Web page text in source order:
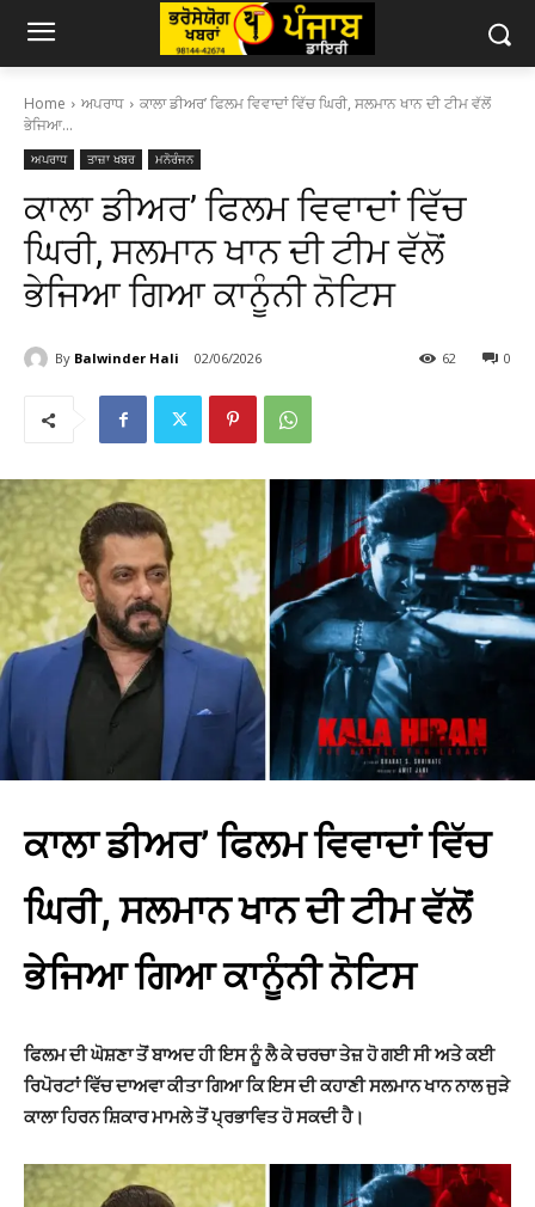
Home ਅਪਰਾਧ
ਕਾਲਾ ਡੀਅਰ’ ਫਿਲਮ ਵਿਵਾਦਾਂ ਵਿੱਚ ਘਿਰੀ, ਸਲਮਾਨ ਖਾਨ ਦੀ ਟੀਮ ਵੱਲੋਂ
ਭੇਜਿਆ...
ਅਪਰਾਧ ਤਾਜ਼ਾ ਖਬਰ ਮਨੋਰੰਜਨ
ਕਾਲਾ ਡੀਅਰ’ ਫਿਲਮ ਵਿਵਾਦਾਂ ਵਿੱਚ
ਘਿਰੀ, ਸਲਮਾਨ ਖਾਨ ਦੀ ਟੀਮ ਵੱਲੋਂ
ਭੇਜਿਆ ਗਿਆ ਕਾਨੂੰਨੀ ਨੋਟਿਸ
By Balwinder Hali 02/06/2026 0
62
ਕਾਲਾ ਡੀਅਰ’ ਫਿਲਮ ਵਿਵਾਦਾਂ ਵਿੱਚ
ਘਿਰੀ, ਸਲਮਾਨ ਖਾਨ ਦੀ ਟੀਮ ਵੱਲੋਂ
ਭੇਜਿਆ ਗਿਆ ਕਾਨੂੰਨੀ ਨੋਟਿਸ
ਫਿਲਮ ਦੀ ਘੋਸ਼ਣਾ ਤੋਂ ਬਾਅਦ ਹੀ ਇਸ ਨੂੰ ਲੈ ਕੇ ਚਰਚਾ ਤੇਜ਼ ਹੋ ਗਈ ਸੀ ਅਤੇ ਕਈ
ਰਿਪੋਰਟਾਂ ਵਿੱਚ ਦਾਅਵਾ ਕੀਤਾ ਗਿਆ ਕਿ ਇਸ ਦੀ ਕਹਾਣੀ ਸਲਮਾਨ ਖਾਨ ਨਾਲ ਜੁੜੇ
ਕਾਲਾ ਹਿਰਨ ਸ਼ਿਕਾਰ ਮਾਮਲੇ ਤੋਂ ਪ੍ਰਭਾਵਿਤ ਹੋ ਸਕਦੀ ਹੈ।